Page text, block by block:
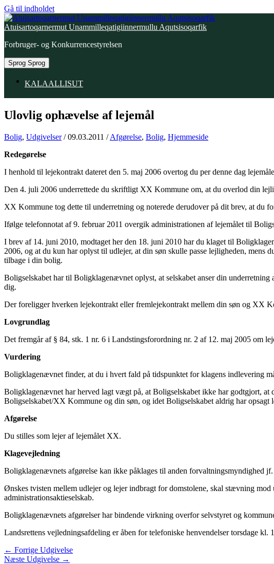
Gå til indholdet
Atuisartoqarnermut Unammilleqatigiinnermullu Aqutsisoqarfik
Forbruger- og Konkurrencestyrelsen
Sprog Sprog
KALAALLISUT
Ulovlig ophævelse af lejemål
Bolig, Udgivelser/09.03.2011 /Afgørelse, Bolig, Hjemmeside
Redegørelse
I henhold til lejekontrakt dateret den 5. maj 2006 overtog du per denne dag
Den 4. juli 2006 underrettede du skriftligt XX Kommune om, at du overlod din
XX Kommune tog dette til underretning og noterede derudover på dit brev, at du
Ifølge telefonnotat af 9. februar 2011 overgik administrationen af lejemålet til
I brev af 14. juni 2010, modtaget her den 18. juni 2010 har du klaget til
2006, og at du kun har oplyst til udlejer, at din søn skulle passe lejligheden,
tilbage i din bolig.
Boligselskabet har til Boligklagenævnet oplyst, at selskabet anser din
dig.
Der foreligger hverken lejekontrakt eller fremlejekontrakt mellem din søn og XX
Lovgrundlag
Det fremgår af § 84, stk. 1 nr. 6 i Landstingsforordning nr. 2 af 12. maj 2005 om
Vurdering
Boligklagenævnet finder, at du i hvert fald på tidspunktet for klagens indlevering
Boligklagenævnet har herved lagt vægt på, at Boligselskabet ikke har godtgjort,
Boligselskabet/XX Kommune og din søn, og idet Boligselskabet aldrig har opsagt
Afgørelse
Du stilles som lejer af lejemålet XX.
Klagevejledning
Boligklagenævnets afgørelse kan ikke påklages til anden forvaltningsmyndighed
Ønskes tvisten mellem udlejer og lejer indbragt for domstolene, skal stævning
administrationsaktieselskab.
Boligklagenævnets afgørelser har bindende virkning overfor selvstyret og
Landsrettens vejledningsafdeling er åben for telefoniske henvendelser torsdage kl.
← Forrige Udgivelse
Næste Udgivelse →